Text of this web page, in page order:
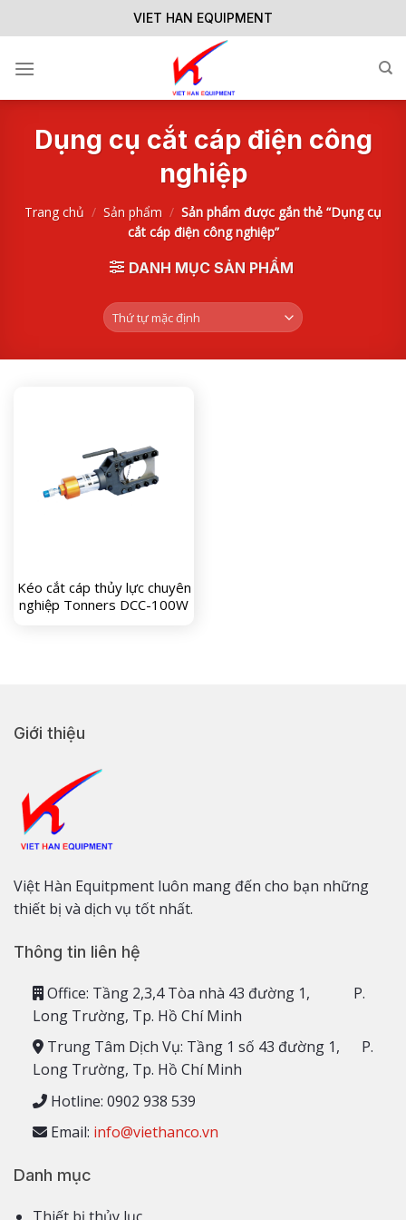
to
VIET HAN EQUIPMENT
Dụng cụ cắt cáp điện công
nghiệp
Trang chủ / Sản phẩm / Sản phẩm được gắn thẻ “Dụng cụ
cắt cáp điện công nghiệp”
DANH MỤC SẢN PHẨM
Kéo cắt cáp thủy lực chuyên
nghiệp Tonners DCC-100W
Giới thiệu
Việt Hàn Equitpment luôn mang đến cho bạn những
thiết bị và dịch vụ tốt nhất.
Thông tin liên hệ
Office: Tầng 2,3,4 Tòa nhà 43 đường 1, P.
Long Trường, Tp. Hồ Chí Minh
Trung Tâm Dịch Vụ: Tầng 1 số 43 đường 1, P.
Long Trường, Tp. Hồ Chí Minh
Hotline: 0902 938 539
Email: info@viethanco.vn
Danh mục